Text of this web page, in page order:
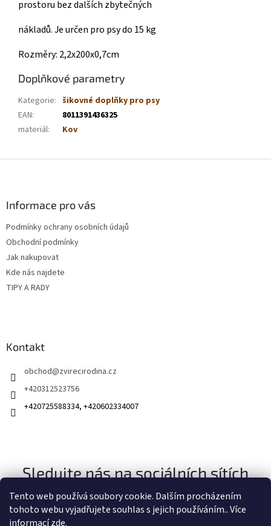
Tento web používá soubory cookie. Dalším procházením
tohoto webu vyjadřujete souhlas s jejich používáním.. Více
informacízde.
prostoru bez dalších zbytečných
nákladů. Je určen pro psy do 15 kg
Rozměry: 2,2x200x0,7cm
Doplňkové parametry
Kategorie: šikovné doplňky pro psy
EAN:
8011391436325
materiál: Kov
Informace pro vás
Podmínky ochrany osobních údajů
Obchodní podmínky
Jak nakupovat
Kde nás najdete
TIPY A RADY
Kontakt
obchod@zvirecirodina.cz
+420312523756
+420725588334, +420602334007
Sledujte nás na sociálních sítích